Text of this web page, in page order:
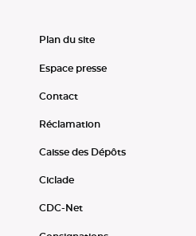
Plan du site
Espace presse
Contact
Réclamation
Caisse des Dépôts
Ciclade
CDC-Net